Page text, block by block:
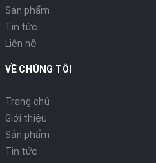
Sản phẩm
Tin tức
Liên hệ
VỀ CHÚNG TÔI
Trang chủ
Giới thiệu
Sản phẩm
Tin tức